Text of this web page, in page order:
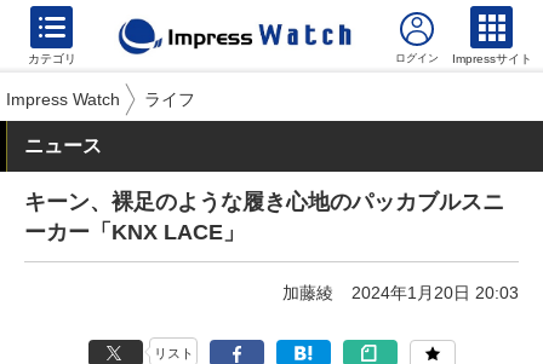
カテゴリ Impressサイト
Impress Watch ライフ
ニュース
キーン、裸足のような履き心地のパッカブルスニ
ーカー「KNX LACE」
加藤綾 2024年1月20日 20:03
リスト